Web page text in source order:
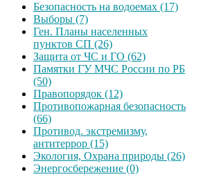
Безопасность на водоемах (17)
Выборы (7)
Ген. Планы населенных
пунктов СП (26)
Защита от ЧС и ГО (62)
Памятки ГУ МЧС России по РБ
(50)
Правопорядок (12)
Противопожарная безопасность
(66)
Противод. экстремизму,
антитеррор (15)
Экология, Охрана природы (26)
Энергосбережение (0)